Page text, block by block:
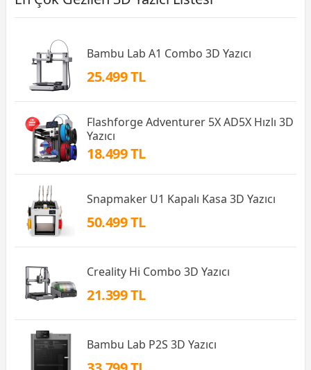
Bambu Lab A1 Combo 3D Yazıcı
25.499 TL
Flashforge Adventurer 5X AD5X Hızlı 3D
Yazıcı
18.499 TL
Snapmaker U1 Kapalı Kasa 3D Yazıcı
50.499 TL
Creality Hi Combo 3D Yazıcı
21.399 TL
Bambu Lab P2S 3D Yazıcı